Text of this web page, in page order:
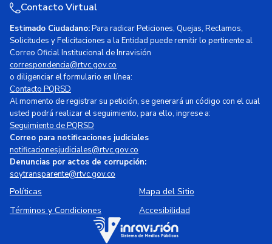
Contacto Virtual
Estimado Ciudadano:Para radicar Peticiones, Quejas, Reclamos,
Solicitudes y Felicitaciones a la Entidad puede remitir lo pertinente al
Correo Oficial Institucional de Inravisión
correspondencia@rtvc.gov.co
o diligenciar el formulario en línea:
Contacto PQRSD
Al momento de registrar su petición, se generará un código con el cual
usted podrá realizar el seguimiento, para ello, ingrese a:
Seguimiento de PQRSD
Correo para notificaciones judiciales
notificacionesjudiciales@rtvc.gov.co
Denuncias por actos de corrupción:
soytransparente@rtvc.gov.co
Políticas
Mapa del Sitio
Términos y Condiciones
Accesibilidad